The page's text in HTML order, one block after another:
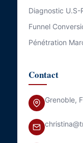
Diagnostic U.S-
Funnel
Pénétration
Contact
Grenoble,